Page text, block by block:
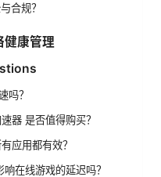
合规？
健康管理
吗？
器 是否值得购买？
应用都有效？
在线游戏的延迟吗？